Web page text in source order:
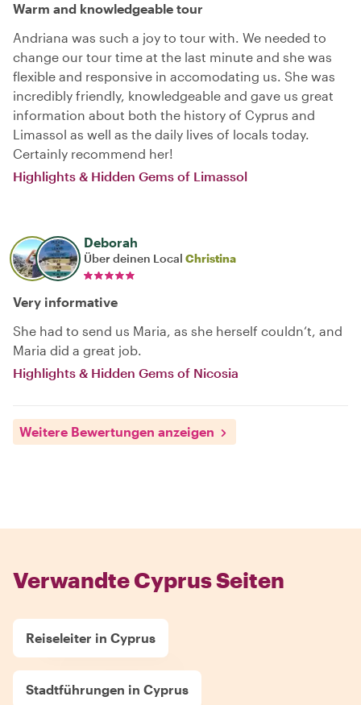
Warm and knowledgeable tour
Andriana was such a joy to tour with. We needed to
change our tour time at the last minute and she was
flexible and responsive in accomodating us. She was
incredibly friendly, knowledgeable and gave us great
information about both the history of Cyprus and
Limassol as well as the daily lives of locals today.
Certainly recommend her!
Highlights & Hidden Gems of Limassol
Deborah
Über deinen Local Christina
Very informative
She had to send us Maria, as she herself couldn‘t, and
Maria did a great job.
Highlights & Hidden Gems of Nicosia
Weitere Bewertungen anzeigen
Verwandte Cyprus Seiten
Reiseleiter in Cyprus
Stadtführungen in Cyprus